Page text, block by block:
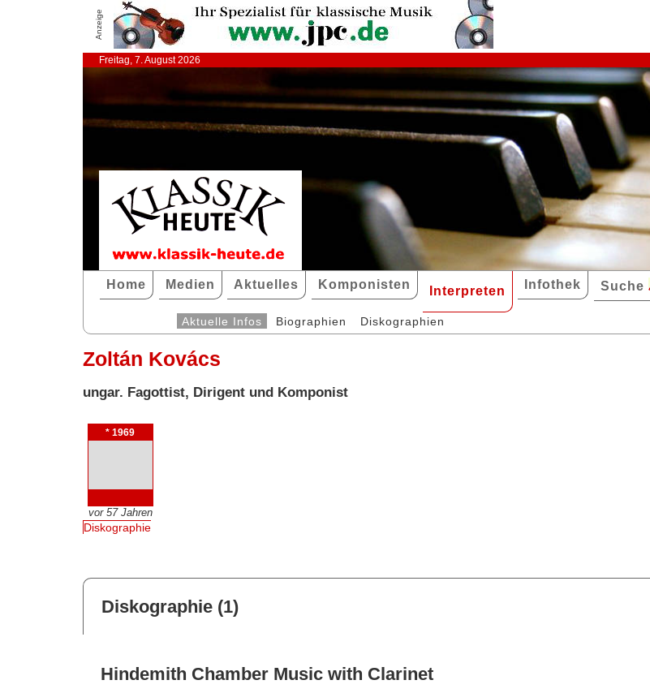
Anzeige
Freitag, 7. August 2026
Home Medien Aktuelles Komponisten Interpreten Infothek Suche
Aktuelle Infos Biographien Diskographien
Zoltán Kovács
ungar. Fagottist, Dirigent und Komponist
* 1969
vor 57 Jahren
Diskographie
Diskographie (1)
Hindemith Chamber Music with Clarinet